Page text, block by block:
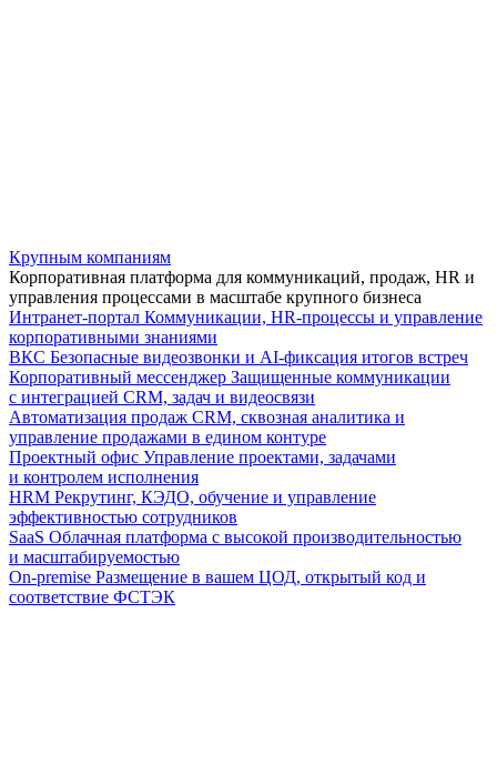
Крупным компаниям
Корпоративная платформа для коммуникаций, продаж, HR и
управления процессами в масштабе крупного бизнеса
Интранет-портал Коммуникации, HR-процессы и управление
корпоративными знаниями
ВКС Безопасные видеозвонки и AI-фиксация итогов встреч
Корпоративный мессенджер Защищенные коммуникации
с интеграцией CRM, задач и видеосвязи
Автоматизация продаж CRM, сквозная аналитика и
управление продажами в едином контуре
Проектный офис Управление проектами, задачами
и контролем исполнения
HRM Рекрутинг, КЭДО, обучение и управление
эффективностью сотрудников
SaaS Облачная платформа с высокой производительностью
и масштабируемостью
On-premise Размещение в вашем ЦОД, открытый код и
соответствие ФСТЭК